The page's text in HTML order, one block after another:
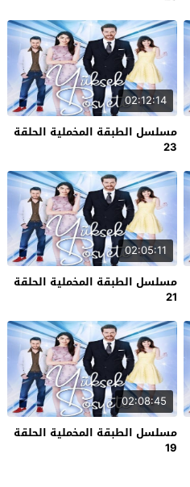
02:12:14
مسلسل الطبقة المخملية الحلقة
23
02:05:11
مسلسل الطبقة المخملية الحلقة
21
02:08:45
مسلسل الطبقة المخملية الحلقة
19